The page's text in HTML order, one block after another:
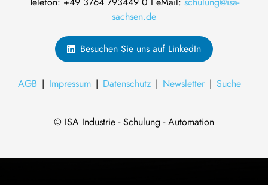
sachsen.de
Besuchen Sie uns auf LinkedIn
AGB Impressum Datenschutz Newsletter Suche
© ISA Industrie - Schulung - Automation